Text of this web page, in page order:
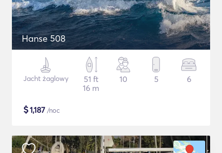
Hanse 508
Jacht żaglowy
51 ft
16 m
10 5 6
$1,187 /noc